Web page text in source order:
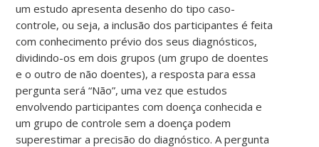
um estudo apresenta desenho do tipo caso-
controle, ou seja, a inclusão dos participantes é feita
com conhecimento prévio dos seus diagnósticos,
dividindo-os em dois grupos (um grupo de doentes
e o outro de não doentes), a resposta para essa
pergunta será “Não”, uma vez que estudos
envolvendo participantes com doença conhecida e
um grupo de controle sem a doença podem
superestimar a precisão do diagnóstico. A pergunta